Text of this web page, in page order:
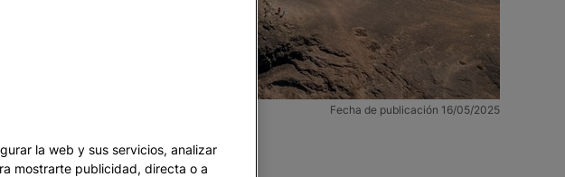
Fecha de publicación 16/05/2025
la web y sus servicios, analizar
mostrarte publicidad, directa o a